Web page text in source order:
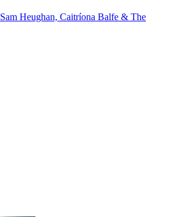
Heughan, Caitríona Balfe & The